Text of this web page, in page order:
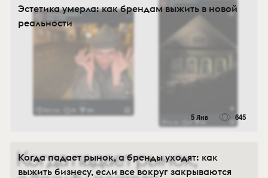
Эстетика умерла: как брендам выжить в новой
реальности
5 Янв 645
Когда падает рынок, а бренды уходят: как
выжить бизнесу, если все вокруг закрываются